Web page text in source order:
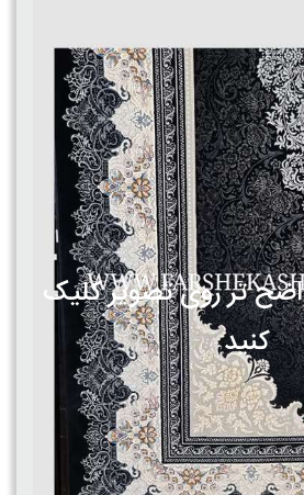
تر روی تصویر کلیک
کنید